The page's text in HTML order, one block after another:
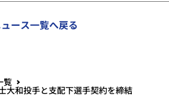
ース一覧へ戻る
覧
大和投手と支配下選手契約を締結